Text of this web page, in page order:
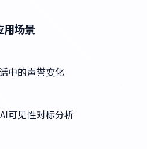
场景
中的声誉变化
可见性对标分析